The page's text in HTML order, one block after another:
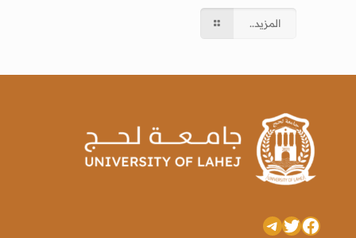
المزيد..
فيسبوك
تويترتيليجرام